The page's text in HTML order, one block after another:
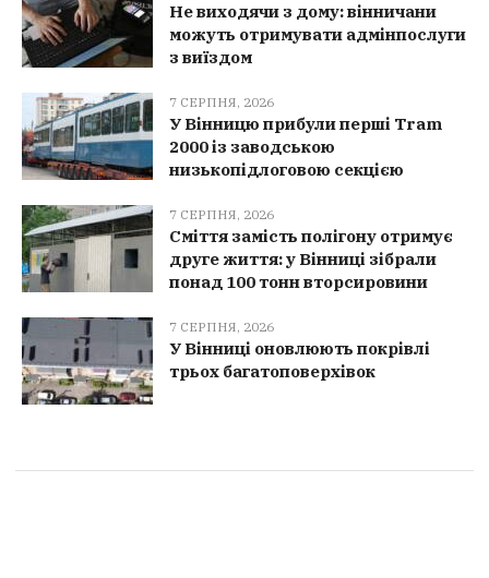
Не виходячи з дому: вінничани
можуть отримувати адмінпослуги
з виїздом
7 СЕРПНЯ, 2026
У Вінницю прибули перші Tram
2000 із заводською
низькопідлоговою секцією
7 СЕРПНЯ, 2026
Сміття замість полігону отримує
друге життя: у Вінниці зібрали
понад 100 тонн вторсировини
7 СЕРПНЯ, 2026
У Вінниці оновлюють покрівлі
трьох багатоповерхівок